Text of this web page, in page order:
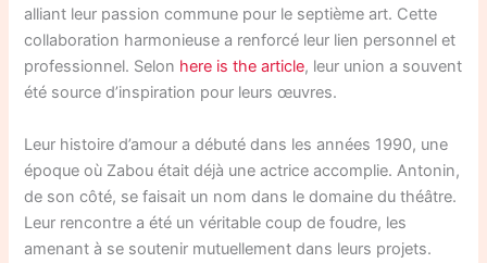
alliant leur passion commune pour le septième art. Cette
collaboration harmonieuse a renforcé leur lien personnel et
professionnel. Selon here is the article, leur union a souvent
été source d’inspiration pour leurs œuvres.
Leur histoire d’amour a débuté dans les années 1990, une
époque où Zabou était déjà une actrice accomplie. Antonin,
de son côté, se faisait un nom dans le domaine du théâtre.
Leur rencontre a été un véritable coup de foudre, les
amenant à se soutenir mutuellement dans leurs projets.